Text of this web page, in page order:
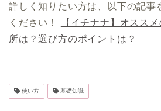
詳しく知りたい方は、以下の記事
ください！
【イチナナ】オスス
所は？選び方のポイントは？
使い方 基礎知識